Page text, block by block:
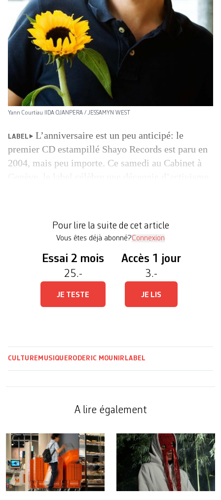
Yann Courtiau IIDA OJANPERA / JESSAMYN WEST
LABEL
L’anniversaire est un peu anticipé: le
premier CD estampillé Shayo Records est paru en
2004, mais peu importe. Ce samedi au Cabinet à
Pour lire la suite de cet article
Vous êtes déjà abonné?Connexion
Essai 2 mois
25.-
JE TESTE
Accès 1 jour
3.-
JE LIS
CULTURE MUSIQUE RODERIC MOUNIR LABEL
A lire également